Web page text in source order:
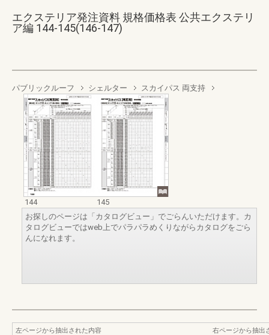
エクステリア発注資料 規格価格表 公共エクステリ
ア編 144-145(146-147)
パブリックルーフ シェルター スカイパス 両支持
144
145
お探しのページは「カタログビュー」でごらんいただけます。カ
タログビューではweb上でパラパラめくりながらカタログをごら
んになれます。
左ページから抽出された内容
右ページから抽出